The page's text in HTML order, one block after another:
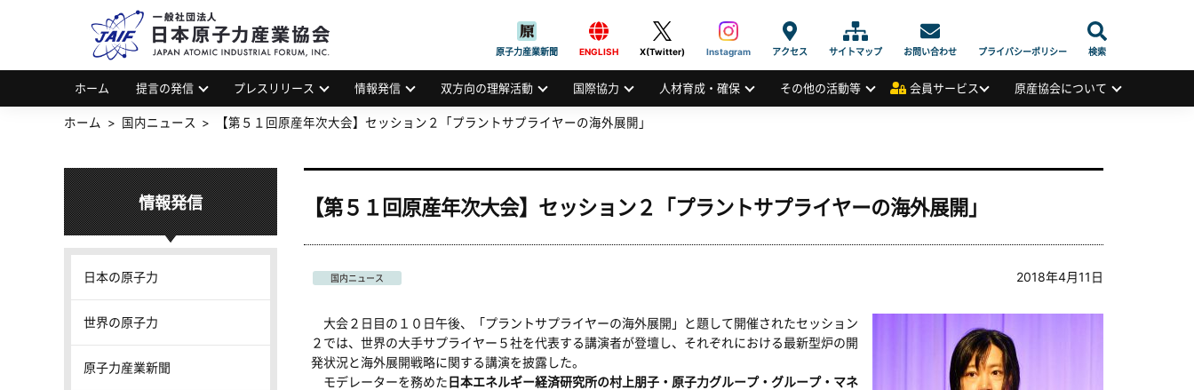
JAPAN ATOMIC INDUSTRIAL FORUM, INC.
原子力産業新聞 ENGLISH X(Twitter) Instagram アクセス サイトマップ お問い合わせ プライバシーポリシー 検索
ホーム 提言の発信 プレスリリース 情報発信 双方向の理解活動 国際協力 人材育成・確保 その他の活動等 会員サービス 原産協会について
ホーム 国内ニュース 【第５１回原産年次大会】セッション２「プラントサプライヤーの海外展開」
【第５１回原産年次大会】セッション２「プラントサプライヤーの海外展開」
国内ニュース 2018年4月11日
大会２日目の１０日午後、「プラントサプライヤーの海外展開」と題して開催されたセッション
２では、世界の大手サプライヤー５社を代表する講演者が登壇し、それぞれにおける最新型炉の開
発状況と海外展開戦略に関する講演を披露した。
モデレーターを務めた日本エネルギー経済研究所の村上朋子・原子力グループ・グループ・マネ
情報発信
日本の原子力
世界の原子力
原子力産業新聞